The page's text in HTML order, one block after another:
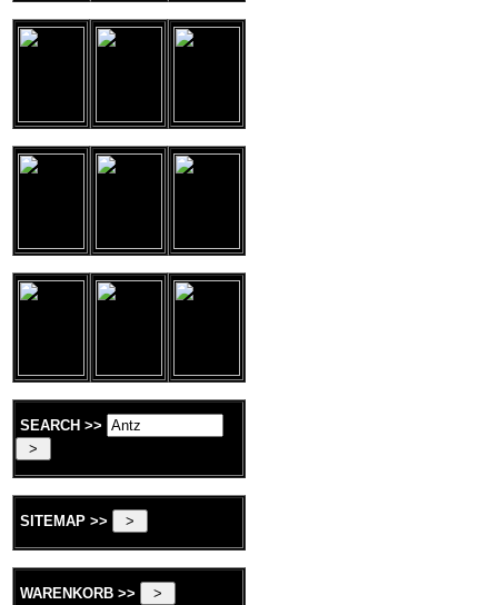
SEARCH >>
SITEMAP >>
WARENKORB >>